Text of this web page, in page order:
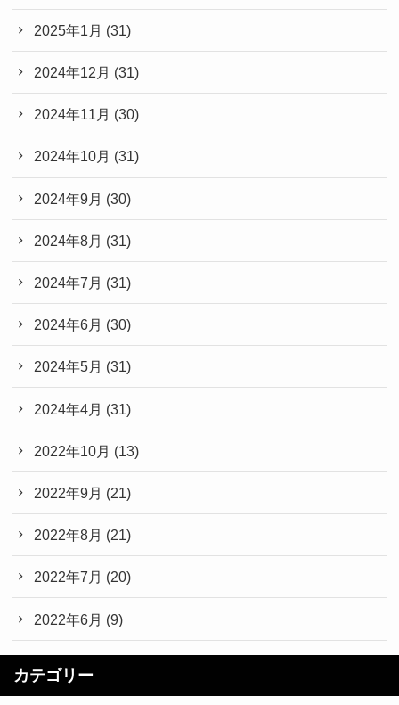
2025年1月 (31)
2024年12月 (31)
2024年11月 (30)
2024年10月 (31)
2024年9月 (30)
2024年8月 (31)
2024年7月 (31)
2024年6月 (30)
2024年5月 (31)
2024年4月 (31)
2022年10月 (13)
2022年9月 (21)
2022年8月 (21)
2022年7月 (20)
2022年6月 (9)
カテゴリー